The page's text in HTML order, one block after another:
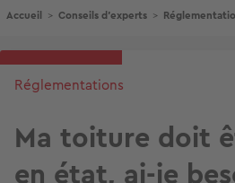
Fil d'Ariane
Accueil > Conseils d'experts >
Réglementations
Ma toiture doit
en état, ai-je